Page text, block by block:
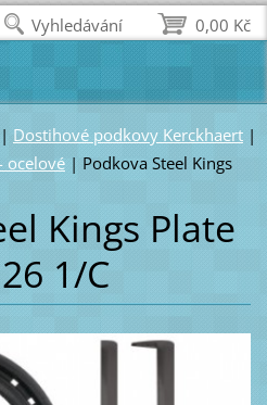
| Dostihové podkovy Kerckhaert |
ocelové | Podkova Steel Kings
Kings Plate
1/C
0,00 Kč
Vyhledávání